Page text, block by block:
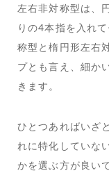
左右非対称型は、
りの4本指を入れ
称型と楕円形左右
プとも言え、細か
きます。
ひとつあればいざ
れに特化していな
かを選ぶ方が良い